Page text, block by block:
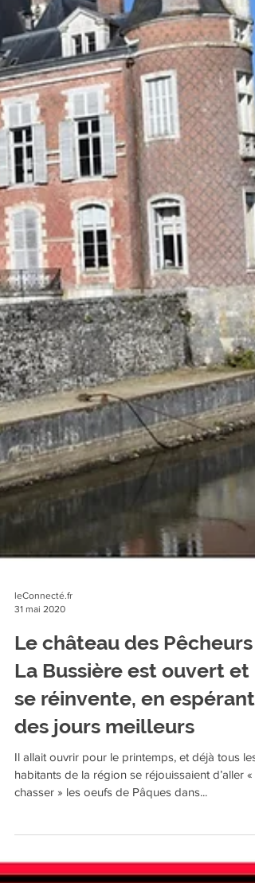
leConnecté.fr
Le château des Pêcheurs
La Bussière est ouvert et
se réinvente, en espérant
des jours meilleurs
chasser » les oeufs de Pâques dans...